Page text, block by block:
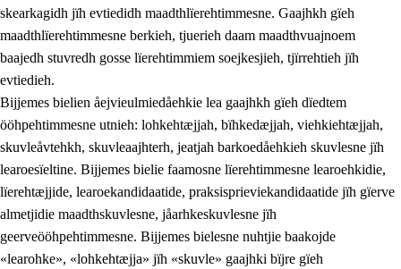
skearkagidh jïh evtiedidh maadthlïerehtimmesne. Gaajhkh gïeh
maadthlïerehtimmesne berkieh, tjuerieh daam maadthvuajnoem
baajedh stuvredh gosse lïerehtimmiem soejkesjieh, tjïrrehtieh jïh
evtiedieh.
Bijjemes bielien åejvieulmiedåehkie lea gaajhkh gïeh dïedtem
ööhpehtimmesne utnieh: lohkehtæjjah, bïhkedæjjah, viehkiehtæjjah,
skuvleåvtehkh, skuvleaajhterh, jeatjah barkoedåehkieh skuvlesne jïh
learoesïeltine. Bijjemes bielie faamosne lïerehtimmesne learoehkidie,
lïerehtæjjide, learoekandidaatide, praksisprieviekandidaatide jïh gïerve
almetjidie maadthskuvlesne, jåarhkeskuvlesne jïh
geerveööhpehtimmesne. Bijjemes bielesne nuhtjie baakojde
«learohke», «lohkehtæjja» jïh «skuvle» gaajhki bïjre gïeh